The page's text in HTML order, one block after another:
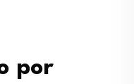
trabalhando…
por